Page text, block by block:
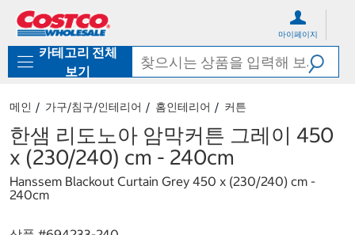
로
기
가
마이페이지
카테고리 전체
보기
메인 가구/침구/인테리어 홈인테리어 커튼
한샘 리도노아 암막커튼 그레이 450
x (230/240) cm - 240cm
Hanssem Blackout Curtain Grey 450 x (230/240) cm -
240cm